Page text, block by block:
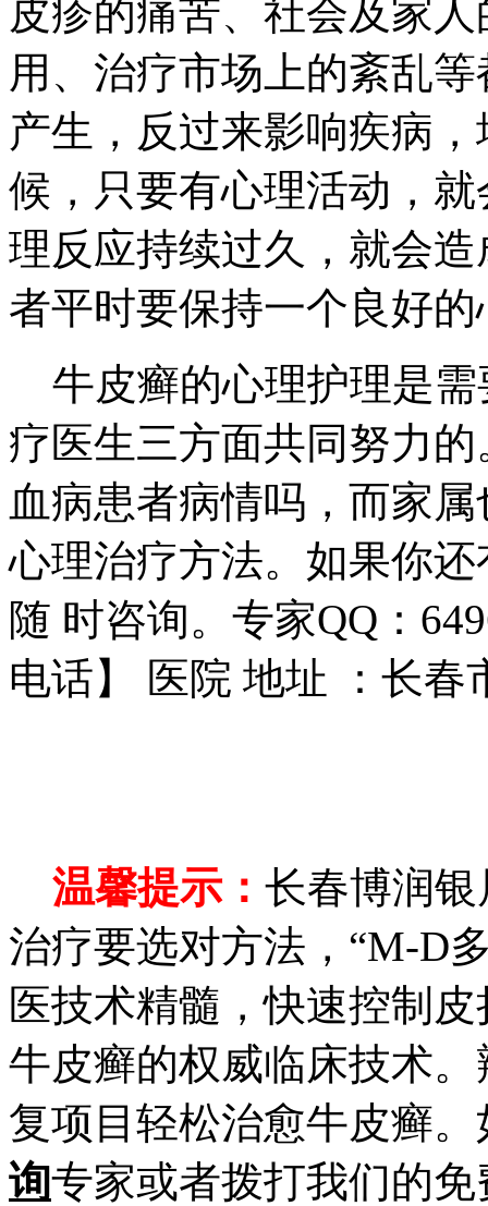
皮疹的痛苦、社会及家
用、治疗市场上的紊乱
产生，反过来影响疾病
候，只要有心理活动，
理反应持续过久，就会
者平时要保持一个良好的
牛皮癣的心理护理是需
疗医生三方面共同努力
血病患者病情吗，而家
心理治疗方法。如果你
随 时咨询。专家QQ：
电话】 医院 地址 ：长春
温馨提示： 长春博润
治疗要选对方法，“M-D
医技术精髓，快速控制
牛皮癣的权威临床技术
复项目轻松治愈牛皮癣
询专家或者拨打我们的